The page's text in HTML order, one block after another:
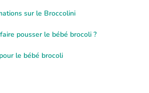
sur le Broccolini
pousser le bébé brocoli ?
le bébé brocoli